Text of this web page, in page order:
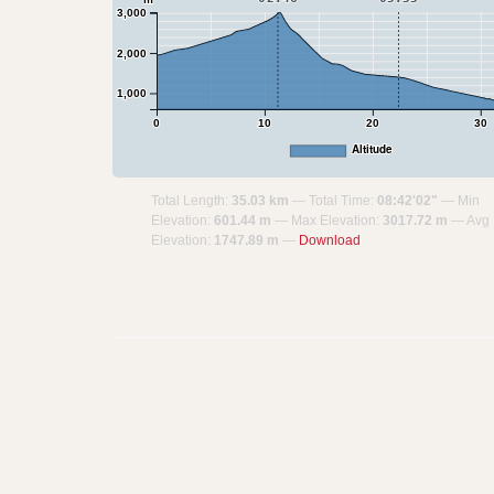
0 10 20 30
1,000
2,000
3,000
Altitude
Total Length: 35.03 km Total Time: 08:42'02"
Min
Elevation: 601.44 m Max Elevation: 3017.72 m
Avg
Elevation: 1747.89 m Download